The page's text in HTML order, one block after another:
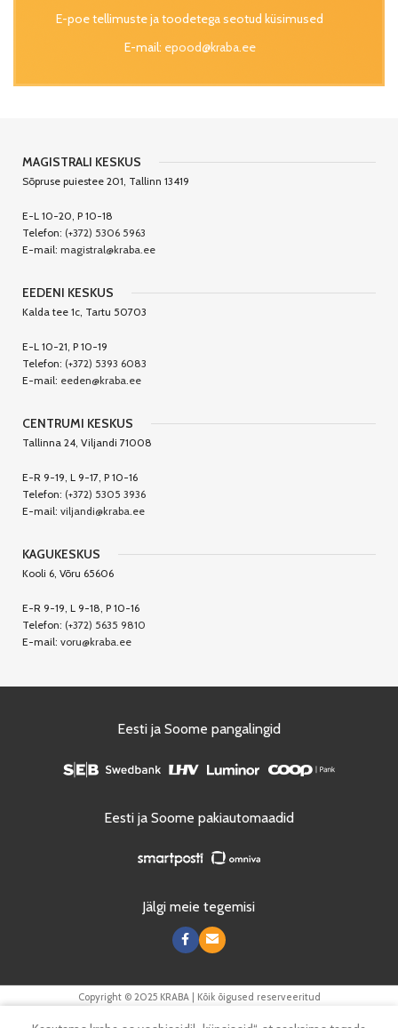
E-poe tellimuste ja toodetega seotud küsimused
E-mail: epood@kraba.ee
MAGISTRALI KESKUS
Sõpruse puiestee 201, Tallinn 13419
E-L 10-20, P 10-18
Telefon: (+372) 5306 5963
E-mail: magistral@kraba.ee
EEDENI KESKUS
Kalda tee 1c, Tartu 50703
E-L 10-21, P 10-19
Telefon: (+372) 5393 6083
E-mail: eeden@kraba.ee
CENTRUMI KESKUS
Tallinna 24, Viljandi 71008
E-R 9-19, L 9-17, P 10-16
Telefon: (+372) 5305 3936
E-mail: viljandi@kraba.ee
KAGUKESKUS
Kooli 6, Võru 65606
E-R 9-19, L 9-18, P 10-16
Telefon: (+372) 5635 9810
E-mail: voru@kraba.ee
Eesti ja Soome pangalingid
Eesti ja Soome pakiautomaadid
Jälgi meie tegemisi
Copyright © 2025 KRABA | Kõik õigused reserveeritud